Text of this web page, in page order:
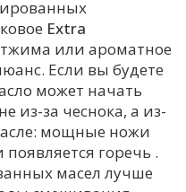
Extra
или ароматное
Если вы будете
может начать
из-за чеснока, а из-
мощные ножи
горечь .
масел лучше